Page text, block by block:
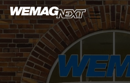
content